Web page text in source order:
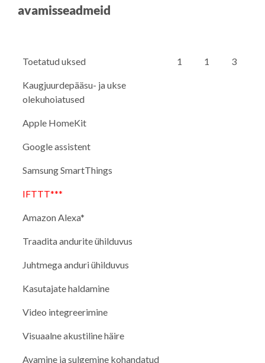
avamisseadmeid
Toetatud uksed 1 1 3
Kaugjuurdepääsu- ja ukse
olekuhoiatused
Apple HomeKit
Google assistent
Samsung SmartThings
IFTTT***
Amazon Alexa*
Traadita andurite ühilduvus
Juhtmega anduri ühilduvus
Kasutajate haldamine
Video integreerimine
Visuaalne akustiline häire
Avamine ja sulgemine kohandatud